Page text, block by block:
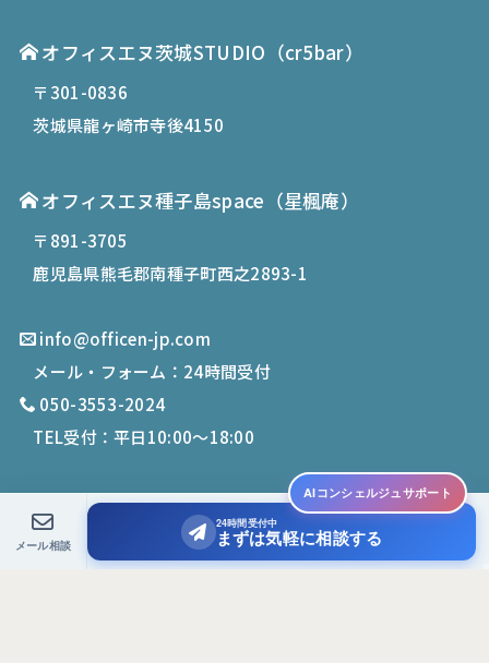
オフィスエヌ茨城STUDIO（cr5bar）
〒301-0836
茨城県龍ヶ崎市寺後4150
オフィスエヌ種子島space （星楓庵）
〒891-3705
鹿児島県熊毛郡南種子町西之2893-1
info@officen-jp.com
メール・フォーム：24時間受付
050-3553-2024
TEL受付：平日10:00〜18:00
2026Office N. All Rights Reserved.
AIコンシェルジュサポート
メール相談
24時間受付中
まずは気軽に相談する